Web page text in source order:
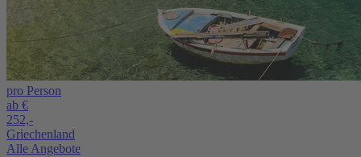
pro Person
ab €
252,-
Griechenland
Alle Angebote